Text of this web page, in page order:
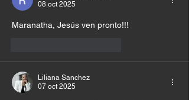
08 oct 2025
Maranatha, Jesús ven pronto!!!
Liliana Sanchez
07 oct 2025